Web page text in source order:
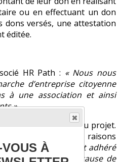
ou en effectuant un don
dons versés, une attestation
éditée.
HR Path : « Nous nous
d’entreprise citoyenne
à une association et ainsi
».
est à l’initiative du projet.
pour des raisons
ont très rapidement adhéré
soutenir une cause de
À